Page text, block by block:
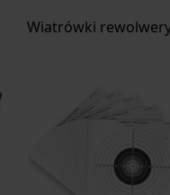
Wiatrówki